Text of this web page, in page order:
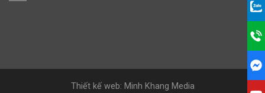
Thiết kế web: Minh Khang Media